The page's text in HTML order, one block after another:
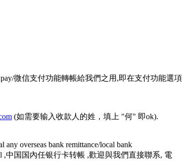
pay/微信支付功能轉帳給我們之用,即在支付功能選項
(如需要输入收款人的姓，填上 "何" 即ok).
overseas bank remittance/local bank
,中国国內任银行卡转帳 ,歡迎與我們直接聯系, 電